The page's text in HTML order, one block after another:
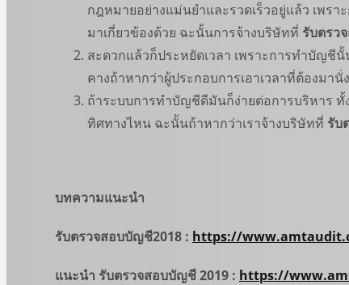
กฎหมายอย่างแม่นยำและรวดเร็วอยู่แล้ว เพร
มาเกี่ยวข้องด้วย ฉะนั้นการจ้างบริษัทที่ รับตรว
สะดวกแล้วก็ประหยัดเวลา เพราะการทำบัญชี
คางถ้าหากว่าผู้ประกอบการเอาเวลาที่ต้องม
ถ้าระบบการทำบัญชีดีมันก็ง่ายต่อการบริหาร ทั้
ทิศทางไหน ฉะนั้นถ้าหากว่าเราจ้างบริษัทที่ รับ
บทความแนะนำ
รับตรวจสอบบัญชี2018 : https://
แนะนำ รับตรวจสอบบัญชี 2019 : https://